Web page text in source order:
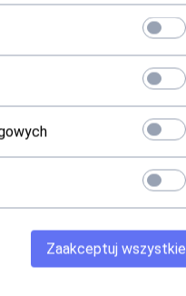
Zaakceptuj wszystkie